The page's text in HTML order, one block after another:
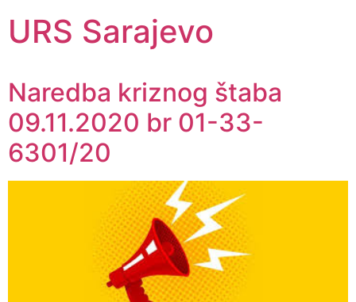
URS Sarajevo
Naredba kriznog štaba
09.11.2020 br 01-33-
6301/20